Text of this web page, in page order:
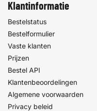
Klantinformatie
Bestelstatus
Bestelformulier
Vaste klanten
Prijzen
Bestel API
Klantenbeoordelingen
Algemene voorwaarden
Privacy beleid